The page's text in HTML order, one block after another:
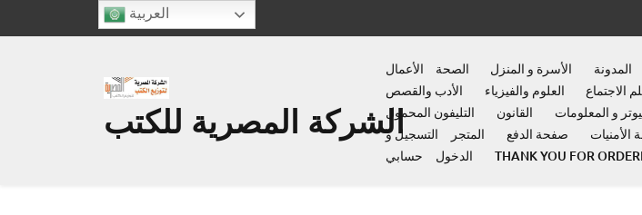
to
الشركة المصرية للكتب
المدونة الأسرة و المنزل الصحة
الأعمال
الاجتماع العلوم والفيزياء
الأدب والقصص
و المعلومات القانون
التليفون المحمول
الأمنيات صفحة الدفع المتجر
التسجيل و
الدخول
حسابي THANK YOU FOR
العربية